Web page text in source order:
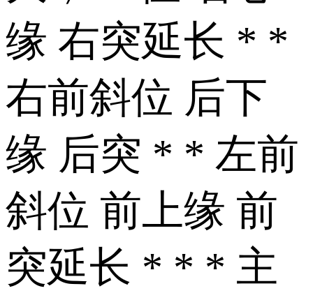
缘 右突延长 * *
右前斜位 后下
缘 后突 * * 左前
斜位 前上缘 前
突延长 * * * 主